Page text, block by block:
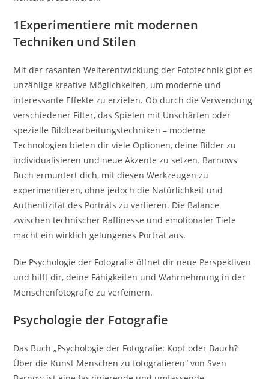
1Experimentiere mit modernen
Techniken und Stilen
Mit der rasanten Weiterentwicklung der Fototechnik gibt es
unzählige kreative Möglichkeiten, um moderne und
interessante Effekte zu erzielen. Ob durch die Verwendung
verschiedener Filter, das Spielen mit Unschärfen oder
spezielle Bildbearbeitungstechniken – moderne
Technologien bieten dir viele Optionen, deine Bilder zu
individualisieren und neue Akzente zu setzen. Barnows
Buch ermuntert dich, mit diesen Werkzeugen zu
experimentieren, ohne jedoch die Natürlichkeit und
Authentizität des Porträts zu verlieren. Die Balance
zwischen technischer Raffinesse und emotionaler Tiefe
macht ein wirklich gelungenes Porträt aus.
Die Psychologie der Fotografie öffnet dir neue Perspektiven
und hilft dir, deine Fähigkeiten und Wahrnehmung in der
Menschenfotografie zu verfeinern.
Psychologie der Fotografie
Das Buch „Psychologie der Fotografie: Kopf oder Bauch?
Über die Kunst Menschen zu fotografieren“ von Sven